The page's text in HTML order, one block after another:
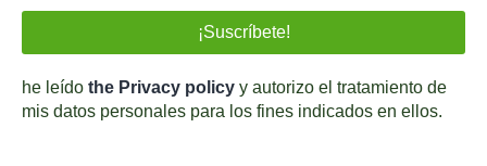
he leído the Privacy policy y autorizo el tratamiento de
mis datos personales para los fines indicados en ellos.